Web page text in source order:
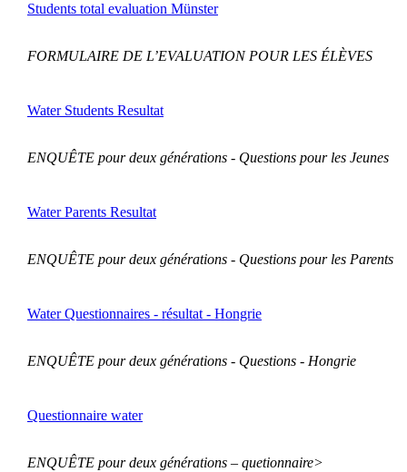
Students total evaluation Münster
FORMULAIRE DE L’EVALUATION POUR LES ÉLÈVES
Water Students Resultat
ENQUÊTE pour deux générations - Questions pour les Jeunes
Water Parents Resultat
ENQUÊTE pour deux générations - Questions pour les Parents
Water Questionnaires - résultat - Hongrie
ENQUÊTE pour deux générations - Questions - Hongrie
Questionnaire water
ENQUÊTE pour deux générations – quetionnaire>